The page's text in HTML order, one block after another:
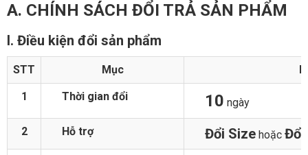
A. CHÍNH SÁCH ĐỔI TRẢ SẢN PHẨM
I. Điều kiện đổi sản phẩm
STT Mục
1 Thời gian đổi 10 ngày
2 Hỗ trợ Đổi Size hoặc Đổi